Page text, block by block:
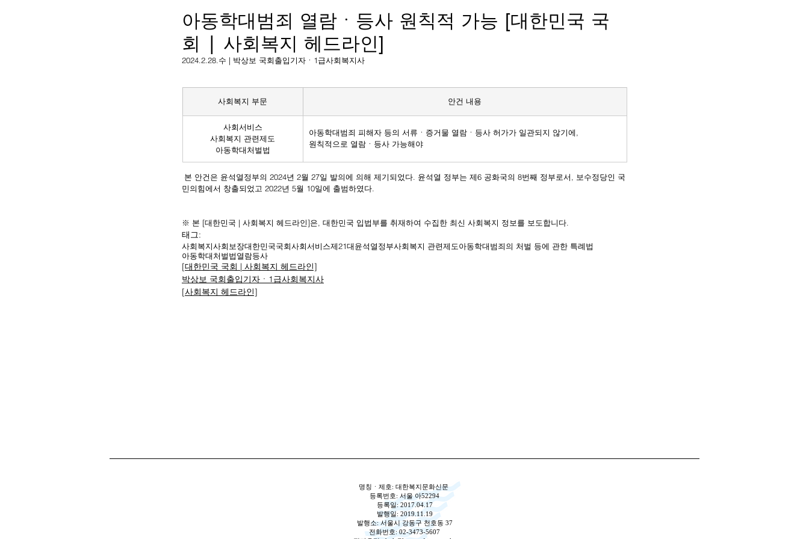
아동학대범죄 열람ㆍ등사 원칙적 가능 [대한민국 국
회 | 사회복지 헤드라인]
2024.2.28.수 | 박상보 국회출입기자ㆍ1급사회복지사
사회복지 부문 안건 내용
사회서비스
사회복지 관련제도
아동학대처벌법
아동학대범죄 피해자 등의 서류ㆍ증거물 열람ㆍ등사 허가가 일관되지 않기에,
원칙적으로 열람ㆍ등사 가능해야
본 안건은 윤석열정부의 2024년 2월 27일 발의에 의해 제기되었다. 윤석열 정부는 제6 공화국의 8번째 정부로서, 보수정당인 국
민의힘에서 창출되었고 2022년 5월 10일에 출범하였다.
※ 본 [대한민국 | 사회복지 헤드라인]은, 대한민국 입법부를 취재하여 수집한 최신 사회복지 정보를 보도합니다.
태그:
사회복지사회보장대한민국국회사회서비스제21대윤석열정부사회복지 관련제도아동학대범죄의 처벌 등에 관한 특례법
아동학대처벌법열람등사
[대한민국 국회 | 사회복지 헤드라인]
박상보 국회출입기자ㆍ1급사회복지사
[사회복지 헤드라인]
명칭ㆍ제호: 대한복지문화신문
등록번호: 서울 아52294
등록일: 2017.04.17
발행일: 2019.11.19
발행소: 서울시 강동구 천호동 37
전화번호: 02-3473-5607